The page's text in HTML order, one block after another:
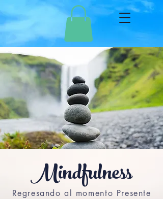
Mindfulness
Regresando al momento Presente